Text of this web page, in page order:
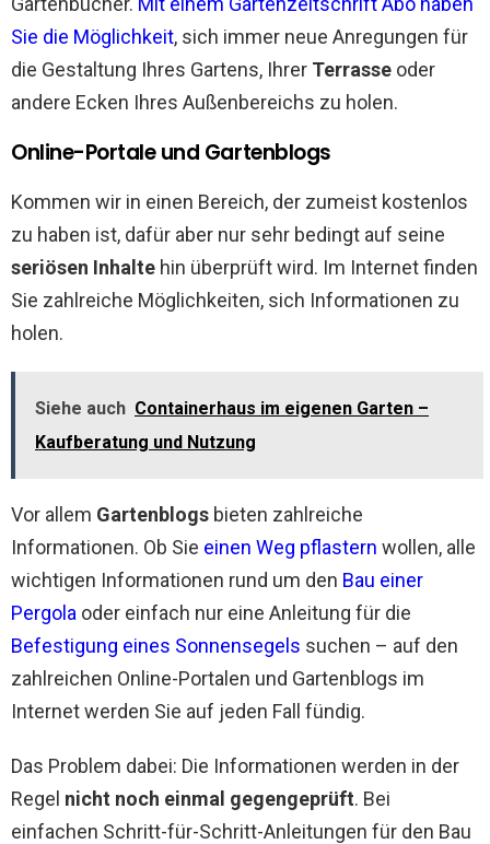
Sie die Möglichkeit, sich immer neue Anregungen für
die Gestaltung Ihres Gartens, Ihrer Terrasse oder
andere Ecken Ihres Außenbereichs zu holen.
Online-Portale und Gartenblogs
Kommen wir in einen Bereich, der zumeist kostenlos
zu haben ist, dafür aber nur sehr bedingt auf seine
seriösen Inhalte hin überprüft wird. Im Internet finden
Sie zahlreiche Möglichkeiten, sich Informationen zu
holen.
Siehe auch Containerhaus im eigenen Garten –
Kaufberatung und Nutzung
Vor allem Gartenblogs bieten zahlreiche
Informationen. Ob Sie einen Weg pflastern wollen, alle
wichtigen Informationen rund um den Bau einer
Pergola oder einfach nur eine Anleitung für die
Befestigung eines Sonnensegels suchen – auf den
zahlreichen Online-Portalen und Gartenblogs im
Internet werden Sie auf jeden Fall fündig.
Das Problem dabei: Die Informationen werden in der
Regel nicht noch einmal gegengeprüft. Bei
einfachen Schritt-für-Schritt-Anleitungen für den Bau